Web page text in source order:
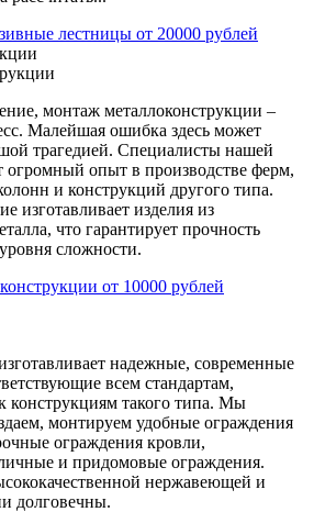
лестницы от 20000 рублей
монтаж металлоконструкции –
Малейшая ошибка здесь может
трагедией. Специалисты нашей
опыт в производстве ферм,
и конструкций другого типа.
изготавливает изделия из
что гарантирует прочность
сложности.
от 10000 рублей
надежные, современные
всем стандартам,
конструкциям такого типа. Мы
монтируем удобные ограждения
ограждения кровли,
и придомовые ограждения.
нержавеющей и
долговечны.